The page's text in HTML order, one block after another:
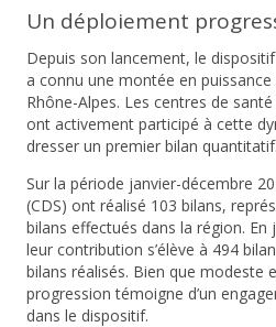
Un déploiement
Depuis son lancement, le
a connu une montée en
Rhône-Alpes. Les centres de
ont activement participé à cette
dresser un premier bilan quantitatif.
Sur la période janvier-décembre
(CDS) ont réalisé 103 bilans,
bilans effectués dans la région. En
leur contribution s’élève à 494
bilans réalisés. Bien que modeste
progression témoigne d’un
dans le dispositif.